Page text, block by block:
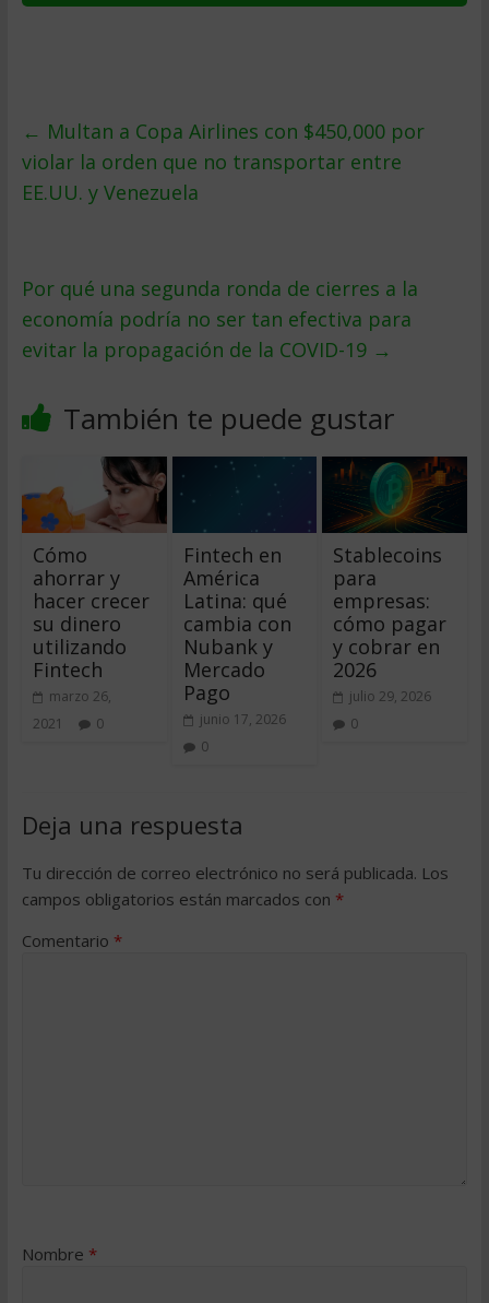
← Multan a Copa Airlines con $450,000 por
violar la orden que no transportar entre
EE.UU. y Venezuela
Por qué una segunda ronda de cierres a la
economía podría no ser tan efectiva para
evitar la propagación de la COVID-19 →
También te puede gustar
Cómo
ahorrar y
hacer crecer
su dinero
utilizando
Fintech
marzo 26,
2021
0
Fintech en
América
Latina: qué
cambia con
Nubank y
Mercado
Pago
junio 17, 2026
0
Stablecoins
para
empresas:
cómo pagar
y cobrar en
2026
julio 29, 2026
0
Deja una respuesta
Tu dirección de correo electrónico no será publicada. Los
campos obligatorios están marcados con *
Comentario *
Nombre *